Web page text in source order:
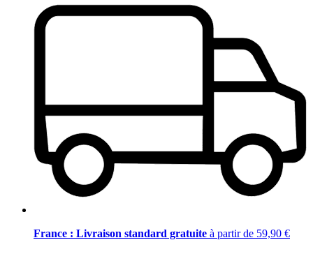
France : Livraison standard gratuite à partir de 59,90 €